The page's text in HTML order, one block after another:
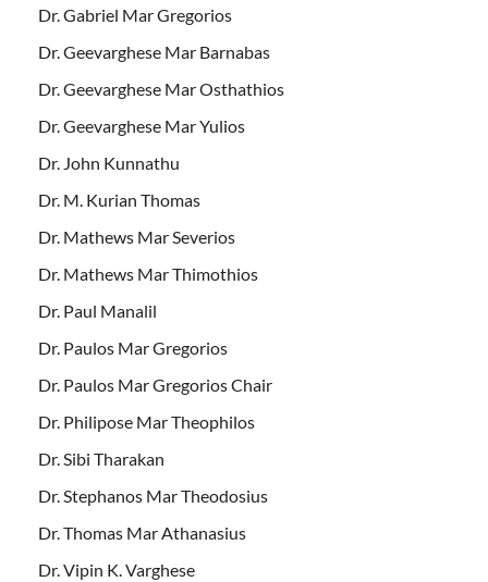
Dr. Gabriel Mar Gregorios
Dr. Geevarghese Mar Barnabas
Dr. Geevarghese Mar Osthathios
Dr. Geevarghese Mar Yulios
Dr. John Kunnathu
Dr. M. Kurian Thomas
Dr. Mathews Mar Severios
Dr. Mathews Mar Thimothios
Dr. Paul Manalil
Dr. Paulos Mar Gregorios
Dr. Paulos Mar Gregorios Chair
Dr. Philipose Mar Theophilos
Dr. Sibi Tharakan
Dr. Stephanos Mar Theodosius
Dr. Thomas Mar Athanasius
Dr. Vipin K. Varghese